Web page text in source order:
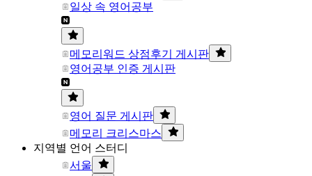
일상 속 영어공부
메모리워드 상점후기 게시판
영어공부 인증 게시판
영어 질문 게시판
메모리 크리스마스
지역별 언어 스터디
서울